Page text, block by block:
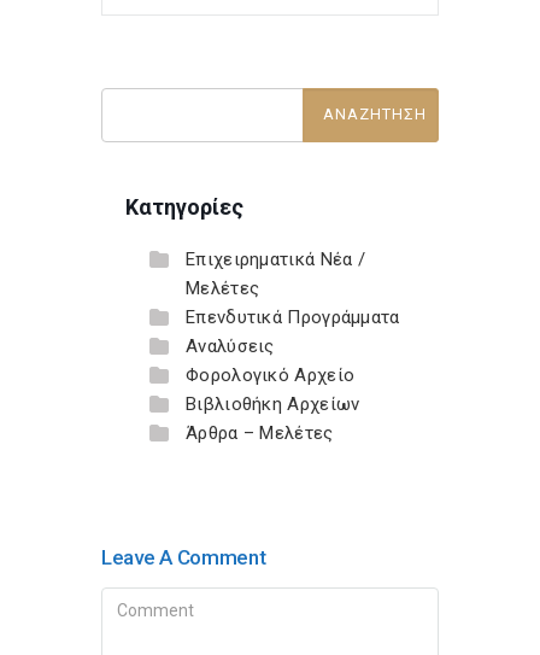
Κατηγορίες
Επιχειρηματικά Νέα /
Μελέτες
Επενδυτικά Προγράμματα
Αναλύσεις
Φορολογικό Αρχείο
Βιβλιοθήκη Αρχείων
Άρθρα – Μελέτες
Leave A Comment
Comment